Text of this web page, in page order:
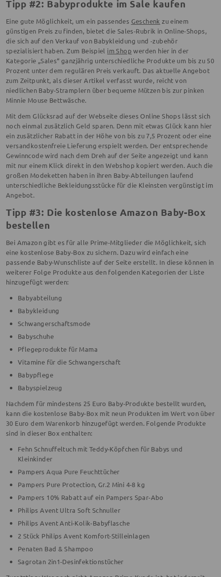
Tipp #2: Babyprodukte im Sale kaufen
Eine gute Möglichkeit, um ein passendes Geschenk zu einem
günstigen Preis zu finden, bietet die Sales-Rubrik in Online-Shops,
die sich auf den Verkauf von Babykleidung und -zubehör
spezialisiert haben. Zum Beispiel im Shop werden hier in der
Kategorie „Sales“ ganzjährig unterschiedliche Produkte um bis zu 50
Prozent unter dem regulären Preis verkauft. Das aktuelle Angebot
zum Zeitpunkt, als dieser Artikel verfasst wurde, reicht von
niedlichen Baby-Stramplern über bequeme Mützen bis zur pinken
Minnie Mouse Bettwäsche.
Mit dem Glücksrad auf der Webseite dieses Online Shops lässt sich
noch einmal zusätzlich Geld sparen. Denn mit etwas Glück kann hier
ein zusätzlicher Rabatt in der Höhe von bis zu 7,5 Prozent oder eine
versandkostenfreie Lieferung erspielt werden. Der entsprechende
Gewinncode wird nach dem Dreh auf der Seite angezeigt und kann
mit nur einem Klick direkt in den Webshop kopiert werden. Auch die
großen Modeketten haben in ihren Baby-Abteilungen laufend
unterschiedliche Bekleidungsstücke für die Kleinsten vergünstigt im
Angebot.
Tipp #3: Die kostenlose Amazon Baby-Box
bestellen
Bei Amazon gibt es für alle Prime-Mitglieder die Möglichkeit, sich
eine kostenlose Baby-Box zu sichern. Dazu wird einfach eine
passende Baby-Wunschliste auf der Seite erstellt. In diese können in
weiterer Folge Produkte aus den folgenden Kategorien der Liste
hinzugefügt werden:
Babyabteilung
Babykleidung
Schwangerschaftsmode
Babyschuhe
Pflegeprodukte für Mama
Vitamine für die Schwangerschaft
Babypflege
Babyspielzeug
Nachdem für mindestens 25 Euro Baby-Produkte bestellt wurden,
kann die kostenlose Baby-Box mit neun Produkten im Wert von über
30 Euro dem Warenkorb hinzugefügt werden. Folgende Produkte
sind in dieser Box enthalten:
Fehn Schnuffeltuch mit Teddy-Köpfchen für Babys und
Kleinkinder
Pampers Aqua Pure Feuchttücher
Pampers Pure Protection, Gr.2 Mini 4-8 kg
Pampers 10% Rabatt auf ein Pampers Spar-Abo
Philips Avent Ultra Soft Schnuller
Philips Avent Anti-Kolik-Babyflasche
2 Stück Philips Avent Komfort-Stilleinlagen
Penaten Bad & Shampoo
Sagrotan 2in1-Desinfektionstücher